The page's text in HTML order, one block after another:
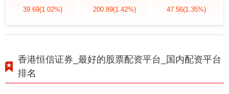
39.69(1.02%) 200.89(1.42%) 47.56(1.35%)
香港恒信证券_最好的股票配资平台_国内配资平台
排名